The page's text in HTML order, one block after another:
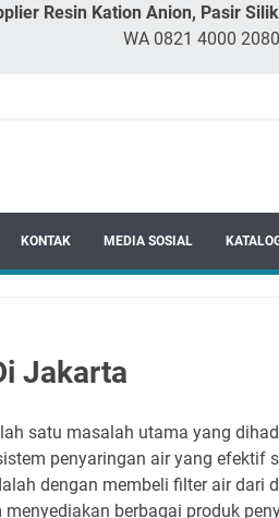
Resin Kation Anion, Pasir
WA 0821 4000 2080
KONTAK MEDIA SOSIAL
Jakarta
satu masalah utama yang
penyaringan air yang
dengan membeli filter air dari
berbagai produk